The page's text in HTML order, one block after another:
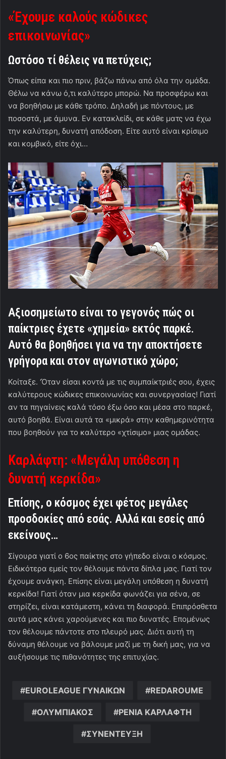
«Έχουμε καλούς κώδικες
επικοινωνίας»
Ωστόσο τί θέλεις να πετύχεις;
Όπως είπα και πιο πριν, βάζω πάνω από όλα την ομάδα.
Θέλω να κάνω ό,τι καλύτερο μπορώ. Να προσφέρω και
να βοηθήσω με κάθε τρόπο. Δηλαδή με πόντους, με
ποσοστά, με άμυνα. Εν κατακλείδι, σε κάθε ματς να έχω
την καλύτερη, δυνατή απόδοση. Είτε αυτό είναι κρίσιμο
και κομβικό, είτε όχι…
Αξιοσημείωτο είναι το γεγονός πώς οι
παίκτριες έχετε «χημεία» εκτός παρκέ.
Αυτό θα βοηθήσει για να την αποκτήσετε
γρήγορα και στον αγωνιστικό χώρο;
Κοίταξε. ‘Όταν είσαι κοντά με τις συμπαίκτριές σου, έχεις
καλύτερους κώδικες επικοινωνίας και συνεργασίας! Γιατί
αν τα πηγαίνεις καλά τόσο έξω όσο και μέσα στο παρκέ,
αυτό βοηθά. Είναι αυτά τα «μικρά» στην καθημερινότητα
που βοηθούν για το καλύτερο «χτίσιμο» μιας ομάδας.
Καρλάφτη: «Μεγάλη υπόθεση η
δυνατή κερκίδα»
Επίσης, ο κόσμος έχει φέτος μεγάλες
προσδοκίες από εσάς. Αλλά και εσείς από
εκείνους…
Σίγουρα γιατί ο 6ος παίκτης στο γήπεδο είναι ο κόσμος.
Ειδικότερα εμείς τον θέλουμε πάντα δίπλα μας. Γιατί τον
έχουμε ανάγκη. Επίσης είναι μεγάλη υπόθεση η δυνατή
κερκίδα! Γιατί όταν μια κερκίδα φωνάζει για σένα, σε
στηρίζει, είναι κατάμεστη, κάνει τη διαφορά. Επιπρόσθετα
αυτά μας κάνει χαρούμενες και πιο δυνατές. Επομένως
τον θέλουμε πάντοτε στο πλευρό μας. Διότι αυτή τη
δύναμη θέλουμε να βάλουμε μαζί με τη δική μας, για να
αυξήσουμε τις πιθανότητες της επιτυχίας.
EUROLEAGUE ΓΥΝΑΙΚΩΝ REDAROUME
ΟΛΥΜΠΙΑΚΟΣ ΡΕΝΙΑ ΚΑΡΛΑΦΤΗ
ΣΥΝΕΝΤΕΥΞΗ